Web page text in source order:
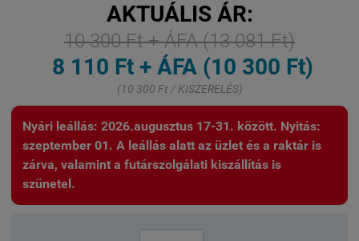
AKTUÁLIS ÁR:
10 300 Ft + ÁFA (13 081 Ft)
8 110 Ft + ÁFA (10 300 Ft)
(10 300 Ft / KISZERELÉS)
Nyári leállás: 2026.augusztus 17-31. között. Nyitás:
szeptember 01. A leállás alatt az üzlet és a raktár is
zárva, valamint a futárszolgálati kiszállítás is
szünetel.